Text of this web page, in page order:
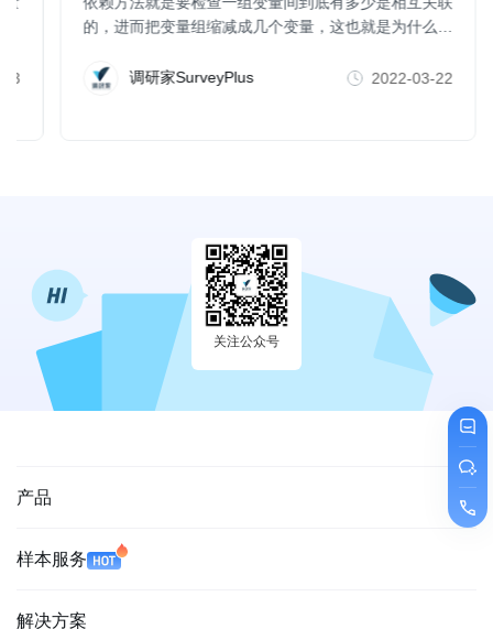
的，进而把变量组缩减成几个变量，这也就是为什么一
化方法。调研家SurveyPlus 2022-03-22
关注公众号
产品
样本服务
解决方案